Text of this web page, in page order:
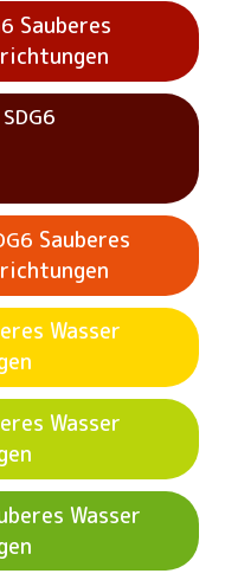
Sauberes
SDG6
SDG6
Sanitäreinrichtungen
Sauberes
Denken
Wasser
Wasser
Wasser